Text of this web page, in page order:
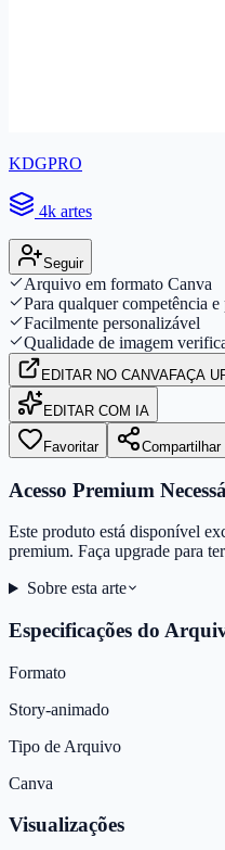
KDGPRO
4k artes
Seguir
Arquivo em formato Canva
Para qualquer competência
Facilmente personalizável
Qualidade de imagem
EDITAR NO CANVAFAÇA
EDITAR COM IA
Favoritar Compartilhar
Acesso Premium
Este produto está disponível
premium. Faça upgrade para
Sobre esta arte
Especificações do
Formato
Story-animado
Tipo de Arquivo
Canva
Visualizações